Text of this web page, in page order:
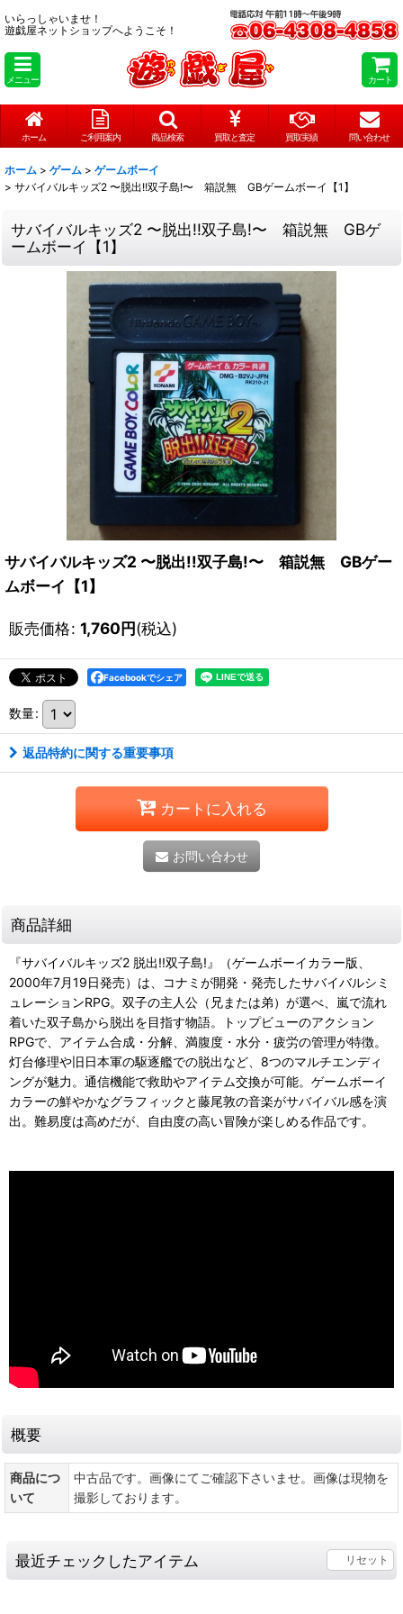
いらっしゃいませ！
遊戯屋ネットショップへようこそ！
メニュー カート
ホーム ご利用案内 商品検索 買取と査定 買取実績 問い合わせ
ホーム > ゲーム > ゲームボーイ
> サバイバルキッズ2 〜脱出!!双子島!〜 箱説無 GBゲームボーイ【1】
サバイバルキッズ2 〜脱出!!双子島!〜 箱説無 GBゲ
ームボーイ【1】
サバイバルキッズ2 〜脱出!!双子島!〜 箱説無 GBゲー
ムボーイ【1】
販売価格: 1,760円(税込)
Facebookでシェア
数量:
返品特約に関する重要事項
カートに入れる
お問い合わせ
商品詳細
『サバイバルキッズ2 脱出!!双子島!』（ゲームボーイカラー版、
2000年7月19日発売）は、コナミが開発・発売したサバイバルシミ
ュレーションRPG。双子の主人公（兄または弟）が選べ、嵐で流れ
着いた双子島から脱出を目指す物語。トップビューのアクション
RPGで、アイテム合成・分解、満腹度・水分・疲労の管理が特徴。
灯台修理や旧日本軍の駆逐艦での脱出など、8つのマルチエンディ
ングが魅力。通信機能で救助やアイテム交換が可能。ゲームボーイ
カラーの鮮やかなグラフィックと藤尾敦の音楽がサバイバル感を演
出。難易度は高めだが、自由度の高い冒険が楽しめる作品です。
概要
商品につ
いて
中古品です。画像にてご確認下さいませ。画像は現物を
撮影しております。
最近チェックしたアイテム リセット